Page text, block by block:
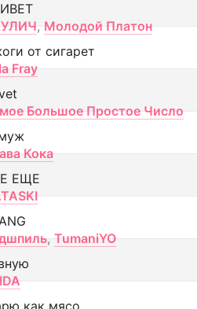
, Молодой Платон
от сигарет
Fray
Большое Простое Число
Кока
ЕЩЕ
, TumaniYO
как мясо